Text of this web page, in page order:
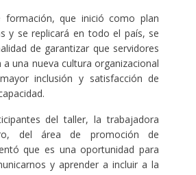
formación, que inició como plan
y se replicará en todo el país, se
de garantizar que servidores
a una nueva cultura organizacional
inclusión y satisfacción de
del taller, la trabajadora
del área de promoción de
que es una oportunidad para
y aprender a incluir a la